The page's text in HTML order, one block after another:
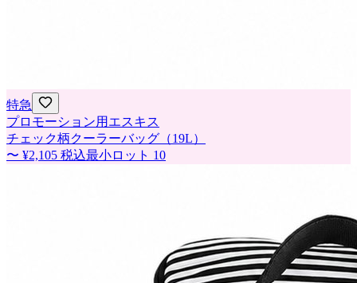
特急
プロモーション用エスキス
チェック柄クーラーバッグ（19L）
〜 ¥2,105 税込最小ロット 10